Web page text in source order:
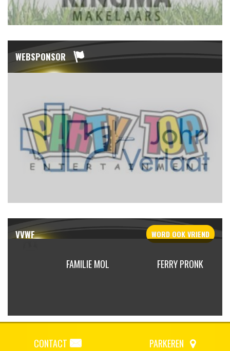
WEBSPONSOR
VVWF WORD OOKVRIEND
FAMILIE MOL FERRY PRONK
CONTACT PARKEREN